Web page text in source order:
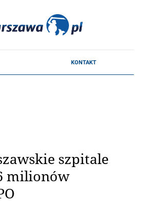
szpitale
milionów